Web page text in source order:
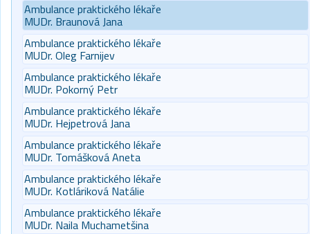
Ambulance praktického lékaře
MUDr. Braunová Jana
Ambulance praktického lékaře
MUDr. Oleg Farnijev
Ambulance praktického lékaře
MUDr. Pokorný Petr
Ambulance praktického lékaře
MUDr. Hejpetrová Jana
Ambulance praktického lékaře
MUDr. Tomášková Aneta
Ambulance praktického lékaře
MUDr. Kotláriková Natálie
Ambulance praktického lékaře
MUDr. Naila Muchametšina